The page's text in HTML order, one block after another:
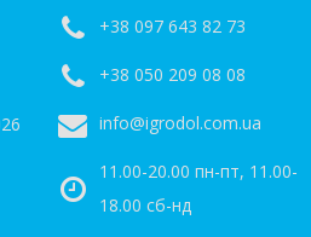
+38 097 643 82 73
+38 050 209 08 08
info@igrodol.com.ua
11.00-20.00 пн-пт, 11.00-
18.00 сб-нд